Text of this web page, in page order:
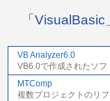
「
VB Analyzer6.0
VB6.0で作成されたソ
MTComp
複数プロジェクトのリ